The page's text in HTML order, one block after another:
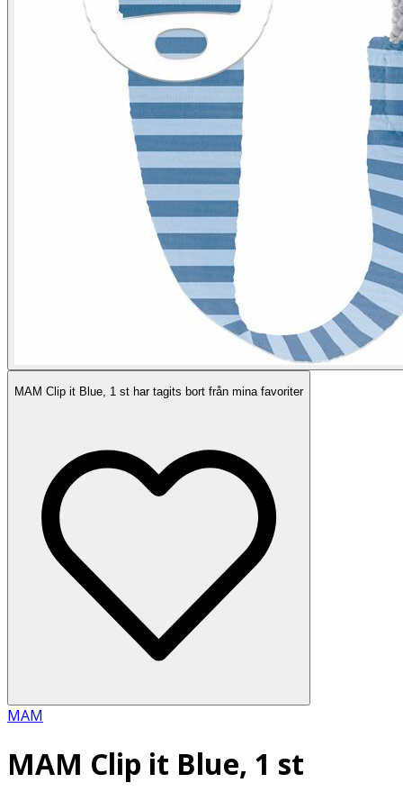
MAM Clip it Blue, 1 st har tagits bort från mina favoriter
MAM
MAM Clip it Blue, 1 st